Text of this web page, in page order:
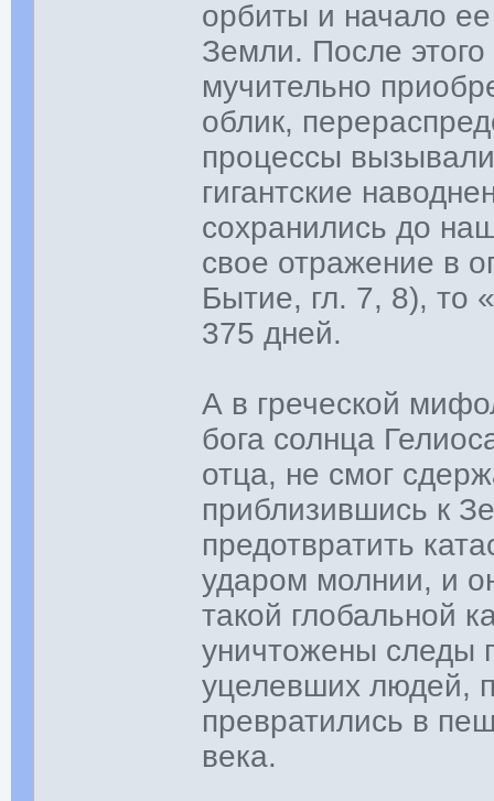
орбиты и начало
Земли. После
мучительно
облик,
процессы
гигантские
сохранились до
свое отражение в
Бытие, гл. 7, 8), то
375 дней.
А в греческой
бога солнца
отца, не смог
приблизившись к
предотвратить
ударом молнии, и
такой глобальной
уничтожены следы
уцелевших людей,
превратились в
века.